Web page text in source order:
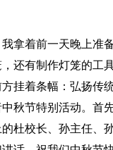
拿着前一天晚上准
还有制作灯笼的工
挂着条幅：弘扬传
秋节特别活动。首
杜校长、孙主任、